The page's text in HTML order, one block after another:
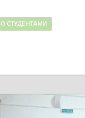
СТУДЕНТАМИ